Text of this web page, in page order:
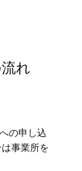
れ
の申し込
事業所を